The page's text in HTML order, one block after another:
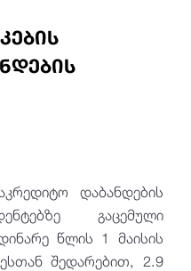
დაბანდების
გაცემული
წლის 1 მაისის
შედარებით, 2.9